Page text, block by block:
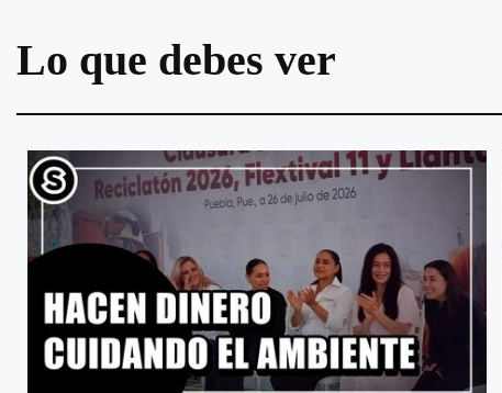
Lo que debes ver